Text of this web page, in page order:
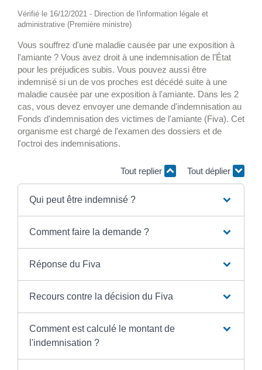
Vérifié le 16/12/2021 - Direction de l'information légale et
administrative (Première ministre)
Vous souffrez d'une maladie causée par une exposition à
l'amiante ? Vous avez droit à une indemnisation de l’État
pour les préjudices subis. Vous pouvez aussi être
indemnisé si un de vos proches est décédé suite à une
maladie causée par une exposition à l'amiante. Dans les 2
cas, vous devez envoyer une demande d'indemnisation au
Fonds d'indemnisation des victimes de l'amiante (Fiva). Cet
organisme est chargé de l'examen des dossiers et de
l'octroi des indemnisations.
Tout replier Tout déplier
Qui peut être indemnisé ?
Comment faire la demande ?
Réponse du Fiva
Recours contre la décision du Fiva
Comment est calculé le montant de
l'indemnisation ?